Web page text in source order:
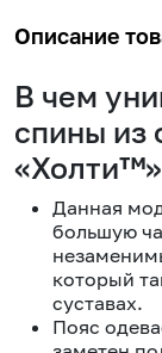
Описание
В чем
спины из
Данная
большую
который
суставах.
Пояс